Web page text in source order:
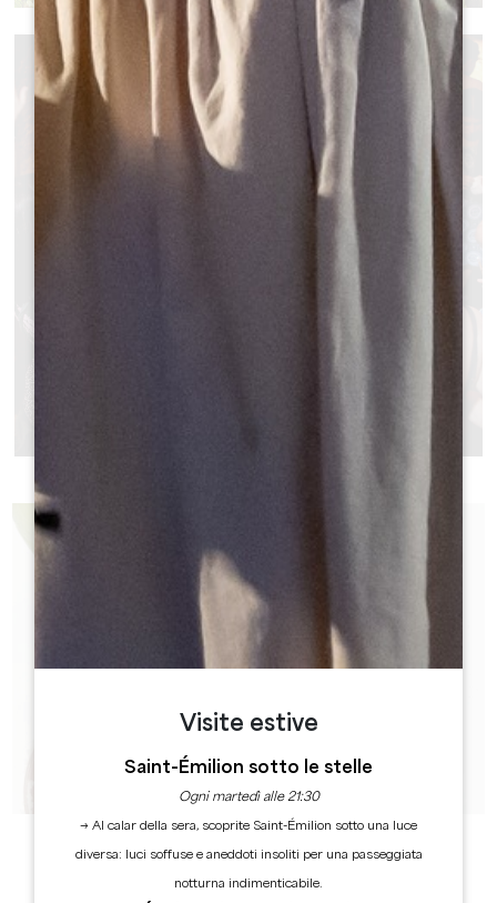
Visite estive
Saint-Émilion sotto le stelle
Ogni martedì alle 21:30
→ Al calar della sera, scoprite Saint-Émilion sotto una luce
diversa: luci soffuse e aneddoti insoliti per una passeggiata
notturna indimenticabile.